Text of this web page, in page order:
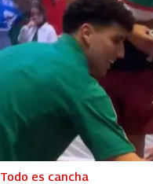
Todo es cancha